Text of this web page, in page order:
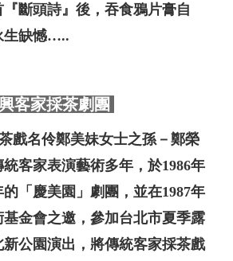
斷頭詩』後，吞食鴉片膏自
生缺憾…..
客家採茶劇團
戲名伶鄭美妹女士之孫－鄭榮
客家表演藝術多年，於1986年
「慶美園」劇團，並在1987年
基金會之邀，參加台北市夏季露
公園演出，將傳統客家採茶戲